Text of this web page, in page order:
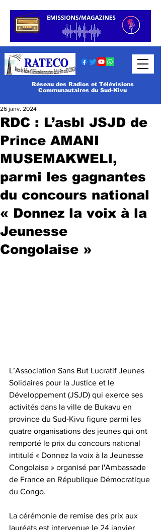
Réseau des Radios et Télévisions
Communautaires du Sud-Kivu
RDC : L’asbl JSJD de
Prince AMANI
MUSEMAKWELI,
parmi les gagnantes
du concours national
« Donnez la voix à la
Jeunesse
Congolaise »
26 janv. 2024
L’Association Sans But Lucratif Jeunes
Solidaires pour la Justice et le
Développement (JSJD) qui exerce ses
activités dans la ville de Bukavu en
province du Sud-Kivu figure parmi les
quatre organisations des jeunes qui ont
remporté le prix du concours national
intitulé « Donnez la voix à la Jeunesse
Congolaise » organisé par l'Ambassade
de France en République Démocratique
du Congo.
La cérémonie de remise des prix aux
lauréats est intervenue le 24 janvier